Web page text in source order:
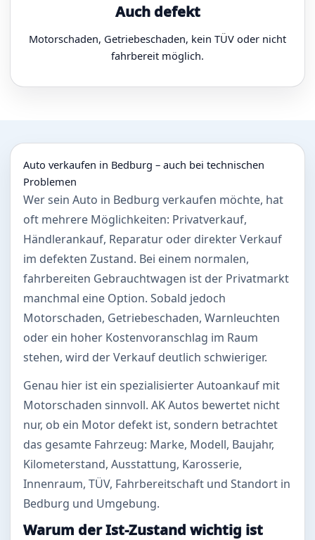
Auch defekt
Motorschaden, Getriebeschaden, kein TÜV oder nicht
fahrbereit möglich.
Auto verkaufen in Bedburg – auch bei technischen
Problemen
Wer sein Auto in Bedburg verkaufen möchte, hat
oft mehrere Möglichkeiten: Privatverkauf,
Händlerankauf, Reparatur oder direkter Verkauf
im defekten Zustand. Bei einem normalen,
fahrbereiten Gebrauchtwagen ist der Privatmarkt
manchmal eine Option. Sobald jedoch
Motorschaden, Getriebeschaden, Warnleuchten
oder ein hoher Kostenvoranschlag im Raum
stehen, wird der Verkauf deutlich schwieriger.
Genau hier ist ein spezialisierter Autoankauf mit
Motorschaden sinnvoll. AK Autos bewertet nicht
nur, ob ein Motor defekt ist, sondern betrachtet
das gesamte Fahrzeug: Marke, Modell, Baujahr,
Kilometerstand, Ausstattung, Karosserie,
Innenraum, TÜV, Fahrbereitschaft und Standort in
Bedburg und Umgebung.
Warum der Ist-Zustand wichtig ist